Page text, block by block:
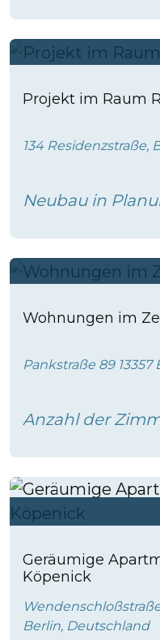
Projekt im Raum
134 Residenzstraße,
Neubau in
Wohnungen im
Pankstraße 89
Anzahl der
Geräumige
Köpenick
Berlin, Deutschland